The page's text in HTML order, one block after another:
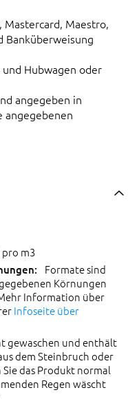
Mastercard, Maestro,
Banküberweisung
Hubwagen oder
angegeben in
angegebenen
pro m3
Formate sind
Körnungen
Information über
Infoseite über
gewaschen und enthält
dem Steinbruch oder
das Produkt normal
Regen wäscht